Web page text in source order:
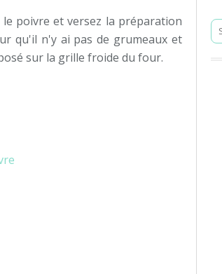
poivre et versez la préparation
qu'il n'y ai pas de grumeaux et
sur la grille froide du four.